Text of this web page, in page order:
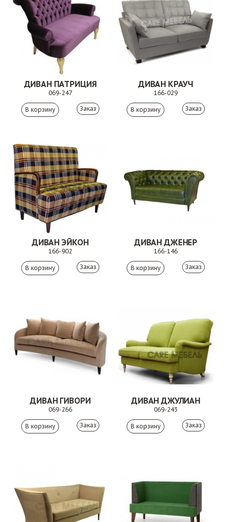
ДИВАН ПАТРИЦИЯ
069-247
Заказ
ДИВАН КРАУЧ
166-029
Заказ
ДИВАН ЭЙКОН
166-902
Заказ
ДИВАН ДЖЕНЕР
166-146
Заказ
ДИВАН ГИВОРИ
069-266
Заказ
ДИВАН ДЖУЛИАН
069-243
Заказ